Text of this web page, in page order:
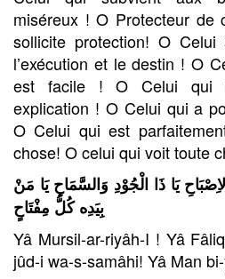
miséreux ! O Protecteur
sollicite protection! O
l’exécution et le destin ! O
est facile ! O Celui qui
explication ! O Celui qui a
O Celui qui est
chose! O celui qui voit toute
يَا ذَا الْجُوْدِ وَالسَّمَاحِ يَا مَنْ
بِيَدِه كُلُّ مِفْتَاحٍ
Yâ Mursil-ar-riyâh-I ! Yâ
jûd-i wa-s-samâhi! Yâ Man